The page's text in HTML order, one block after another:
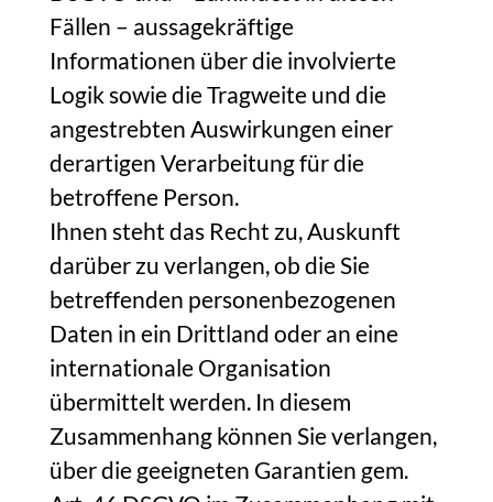
Fällen – aussagekräftige
Informationen über die involvierte
Logik sowie die Tragweite und die
angestrebten Auswirkungen einer
derartigen Verarbeitung für die
betroffene Person.
Ihnen steht das Recht zu, Auskunft
darüber zu verlangen, ob die Sie
betreffenden personenbezogenen
Daten in ein Drittland oder an eine
internationale Organisation
übermittelt werden. In diesem
Zusammenhang können Sie verlangen,
über die geeigneten Garantien gem.